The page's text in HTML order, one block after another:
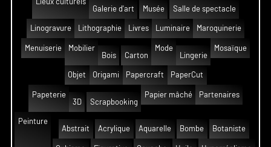
Galerie d'art
Musée Salle de spectacle
Linogravure Lithographie Livres Luminaire Maroquinerie
Menuiserie
Mobilier
Bois
Carton
Mode
Lingerie
Mosaïque
Objet Origami Papercraft PaperCut
Papeterie
3D
Scrapbooking
Papier mâché Partenaires
Peinture
Abstrait
Acrylique Aquarelle Bombe Botaniste